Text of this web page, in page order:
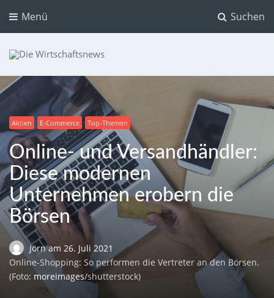
Suchen
Menü
Dein Ratgeber für Aktien und Kryptowährungen
Aktien E-Commerce Top-Themen
Online- und Versandhändler:
Diese modernen
Unternehmen erobern die
Börsen
Jörnam 26. Juli 2021
Online-Shopping: So performen die Vertreter an den Börsen.
(Foto: moreimages/shutterstock)